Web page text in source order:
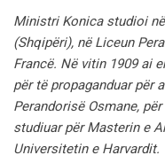
Ministri Konica studioi
(Shqipëri), në Liceun
Francë. Në vitin 1909 ai
për të propaganduar për
Perandorisë Osmane,
studiuar për Masterin e
Universitetin e Harvardit.